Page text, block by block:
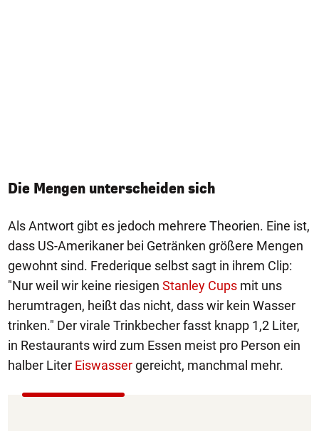
Die Mengen unterscheiden sich
Als Antwort gibt es jedoch mehrere Theorien. Eine ist,
dass US-Amerikaner bei Getränken größere Mengen
gewohnt sind. Frederique selbst sagt in ihrem Clip:
"Nur weil wir keine riesigen Stanley Cups mit uns
herumtragen, heißt das nicht, dass wir kein Wasser
trinken." Der virale Trinkbecher fasst knapp 1,2 Liter,
in Restaurants wird zum Essen meist pro Person ein
halber Liter Eiswassergereicht, manchmal mehr.